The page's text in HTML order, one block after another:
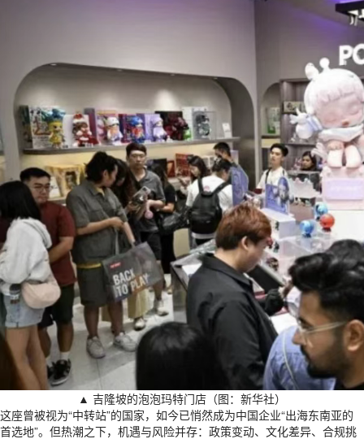
▲ 吉隆坡的泡泡玛特门店（图：新华社）
这座曾被视为“中转站”的国家，如今已悄然成为中国企业“出海东南亚的
首选地”。但热潮之下，机遇与风险并存：政策变动、文化差异、合规挑